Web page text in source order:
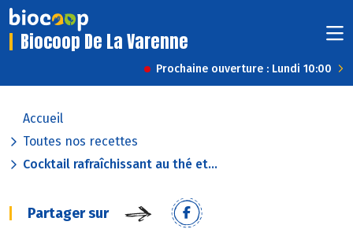
Biocoop De La Varenne
Prochaine ouverture : Lundi 10:00
Accueil
Toutes nos recettes
Cocktail rafraîchissant au thé et...
Partager sur